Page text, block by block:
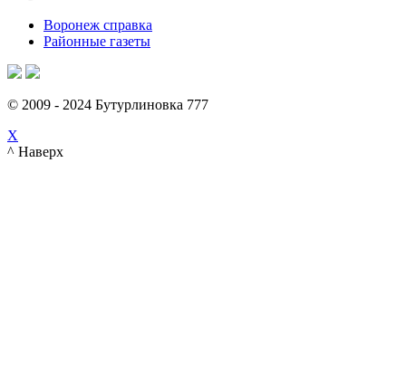
Воронеж справка
Районные газеты
© 2009 - 2024 Бутурлиновка 777
X
^ Наверх